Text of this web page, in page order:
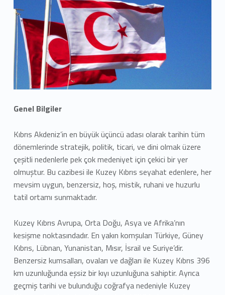
K
T
C
H
a
k
k
ı
n
d
Genel Bilgiler
Kıbrıs Akdeniz’in en büyük üçüncü adası olarak tarihin tüm
dönemlerinde stratejik, politik, ticari, ve dini olmak üzere
çeşitli nedenlerle pek çok medeniyet için çekici bir yer
olmuştur. Bu cazibesi ile Kuzey Kıbrıs seyahat edenlere, her
mevsim uygun, benzersiz, hoş, mistik, ruhani ve huzurlu
tatil ortamı sunmaktadır.
Kuzey Kıbrıs Avrupa, Orta Doğu, Asya ve Afrika’nın
kesişme noktasındadır. En yakın komşuları Türkiye, Güney
Kıbrıs, Lübnan, Yunanistan, Mısır, İsrail ve Suriye’dir.
Benzersiz kumsalları, ovaları ve dağları ile Kuzey Kıbrıs 396
km uzunluğunda eşsiz bir kıyı uzunluğuna sahiptir. Ayrıca
geçmiş tarihi ve bulunduğu coğrafya nedeniyle Kuzey